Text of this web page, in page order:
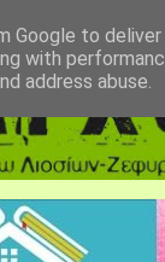
Google to
with
address abuse.